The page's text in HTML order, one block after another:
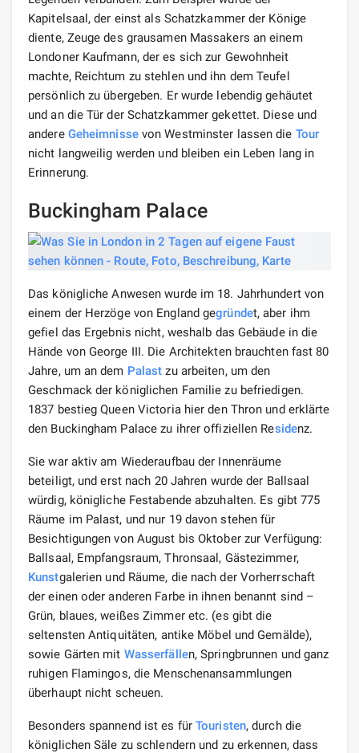
Kapitelsaal, der einst als Schatzkammer der Könige
diente, Zeuge des grausamen Massakers an einem
Londoner Kaufmann, der es sich zur Gewohnheit
machte, Reichtum zu stehlen und ihn dem Teufel
persönlich zu übergeben. Er wurde lebendig gehäutet
und an die Tür der Schatzkammer gekettet. Diese und
andere Geheimnissevon Westminster lassen die Tour
nicht langweilig werden und bleiben ein Leben lang in
Erinnerung.
Buckingham Palace
Das königliche Anwesen wurde im 18. Jahrhundert von
einem der Herzöge von England gegründet, aber ihm
gefiel das Ergebnis nicht, weshalb das Gebäude in die
Hände von George III. Die Architekten brauchten fast 80
Jahre, um an dem Palast zu arbeiten, um den
Geschmack der königlichen Familie zu befriedigen.
1837 bestieg Queen Victoria hier den Thron und erklärte
den Buckingham Palace zu ihrer offiziellen Residenz.
Sie war aktiv am Wiederaufbau der Innenräume
beteiligt, und erst nach 20 Jahren wurde der Ballsaal
würdig, königliche Festabende abzuhalten. Es gibt 775
Räume im Palast, und nur 19 davon stehen für
Besichtigungen von August bis Oktober zur Verfügung:
Ballsaal, Empfangsraum, Thronsaal, Gästezimmer,
Kunstgalerien und Räume, die nach der Vorherrschaft
der einen oder anderen Farbe in ihnen benannt sind –
Grün, blaues, weißes Zimmer etc. (es gibt die
seltensten Antiquitäten, antike Möbel und Gemälde),
sowie Gärten mit Wasserfällen, Springbrunnen und ganz
ruhigen Flamingos, die Menschenansammlungen
überhaupt nicht scheuen.
Besonders spannend ist es für Touristen, durch die
königlichen Säle zu schlendern und zu erkennen, dass